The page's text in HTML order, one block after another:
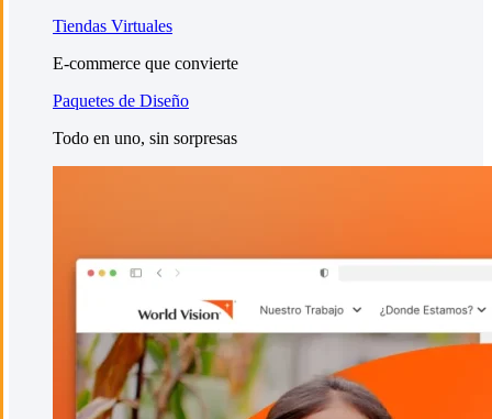
Tiendas Virtuales
E-commerce que convierte
Paquetes de Diseño
Todo en uno, sin sorpresas